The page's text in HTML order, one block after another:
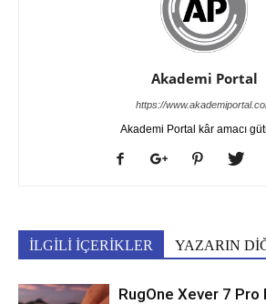
Akademi Portal
https://
Akademi Portal kâr amacı
İLGİLİ İÇERİKLER YAZARIN
RugOne Xever 7